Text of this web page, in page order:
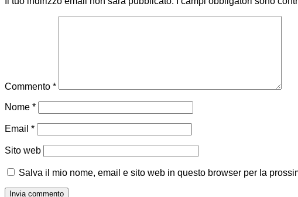
Commento *
Nome *
Email *
Sito web
Salva il mio nome, email e sito web in questo browser per la